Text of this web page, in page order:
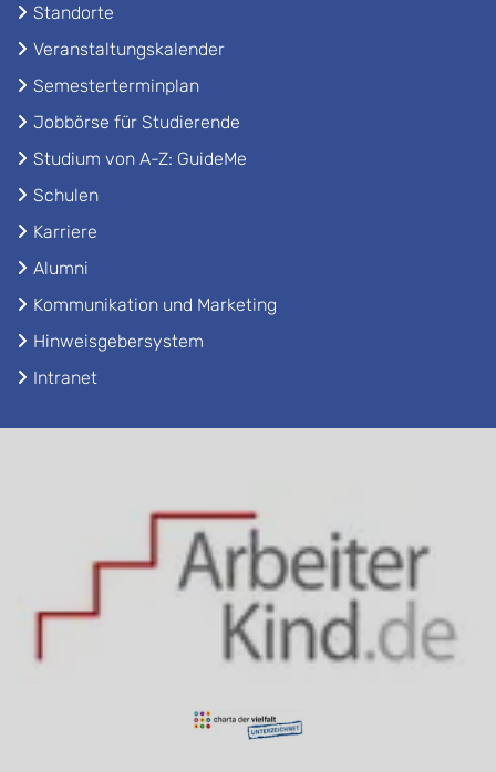
Standorte
Veranstaltungskalender
Semesterterminplan
Jobbörse für Studierende
Studium von A-Z: GuideMe
Schulen
Karriere
Alumni
Kommunikation und Marketing
Hinweisgebersystem
Intranet